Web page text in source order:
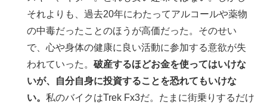
それよりも、過去20年にわたってアルコールや薬物
の中毒だったことのほうが高価だった。そのせい
で、心や身体の健康に良い活動に参加する意欲が失
われていった。破産するほどお金を使ってはいけな
いが、自分自身に投資することを恐れてもいけな
い。私のバイクはTrek Fx3だ。たまに街乗りするだけ